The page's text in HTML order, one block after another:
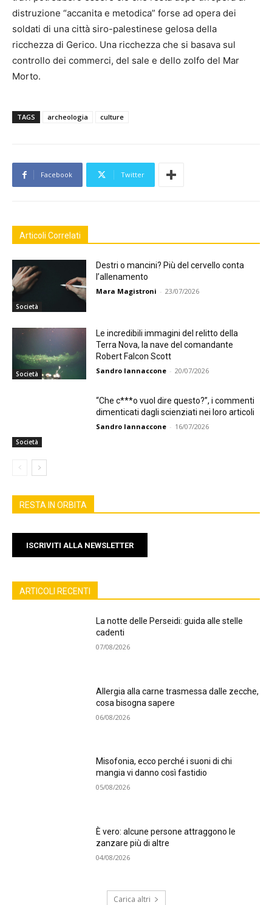
distruzione “accanita e metodica” forse ad opera dei
soldati di una città siro-palestinese gelosa della
ricchezza di Gerico. Una ricchezza che si basava sul
controllo dei commerci, del sale e dello zolfo del Mar
Morto.
TAGS archeologia culture
Facebook Twitter
Articoli Correlati
Società
Destri o mancini? Più del cervello conta
l’allenamento
Mara Magistroni - 23/07/2026
Società
Le incredibili immagini del relitto della
Terra Nova, la nave del comandante
Robert Falcon Scott
Sandro Iannaccone - 20/07/2026
Società
“Che c***o vuol dire questo?”, i commenti
dimenticati dagli scienziati nei loro articoli
Sandro Iannaccone - 16/07/2026
RESTA IN ORBITA
ISCRIVITI ALLA NEWSLETTER
ARTICOLI RECENTI
La notte delle Perseidi: guida alle stelle
cadenti
07/08/2026
Allergia alla carne trasmessa dalle zecche,
cosa bisogna sapere
06/08/2026
Misofonia, ecco perché i suoni di chi
mangia vi danno così fastidio
05/08/2026
È vero: alcune persone attraggono le
zanzare più di altre
04/08/2026
Carica altri